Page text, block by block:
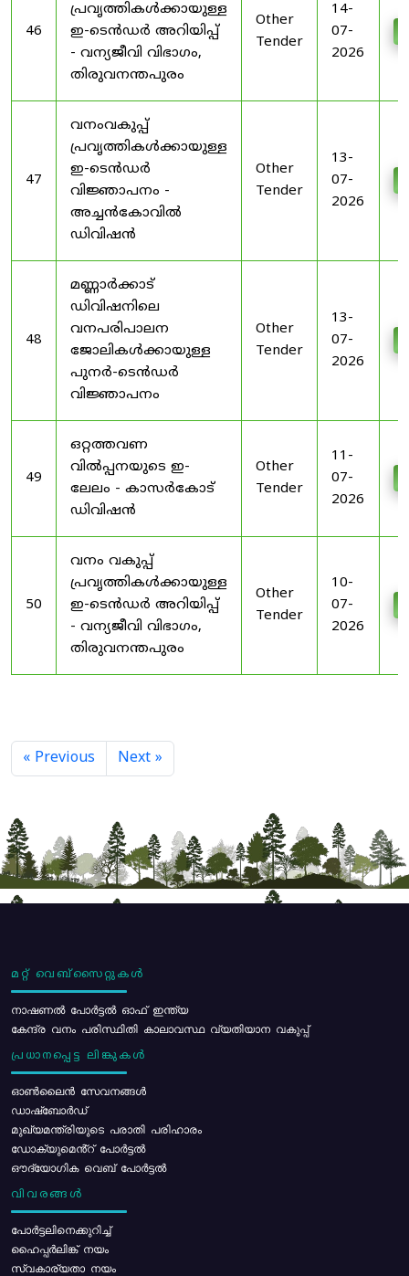
46
പ്രവൃത്തികൾക്കായുള്ള
ഇ-ടെൻഡർ അറിയിപ്പ്
- വന്യജീവി വിഭാഗം,
തിരുവനന്തപുരം
Other
Tender
14-
07-
2026
47
വനംവകുപ്പ്
പ്രവൃത്തികൾക്കായുള്ള
ഇ-ടെൻഡർ
വിജ്ഞാപനം -
അച്ചൻകോവിൽ
ഡിവിഷൻ
Other
Tender
13-
07-
2026
48
മണ്ണാർക്കാട്
ഡിവിഷനിലെ
വനപരിപാലന
ജോലികൾക്കായുള്ള
പുനർ-ടെൻഡർ
വിജ്ഞാപനം
Other
Tender
13-
07-
2026
49
ഒറ്റത്തവണ
വിൽപ്പനയുടെ ഇ-
ലേലം - കാസർകോട്
ഡിവിഷൻ
Other
Tender
11-
07-
2026
50
വനം വകുപ്പ്
പ്രവൃത്തികൾക്കായുള്ള
ഇ-ടെൻഡർ അറിയിപ്പ്
- വന്യജീവി വിഭാഗം,
തിരുവനന്തപുരം
Other
Tender
10-
07-
2026
« Previous Next »
മറ്റ് വെബ്സൈറ്റുകൾ
നാഷണൽ പോർട്ടൽ ഓഫ് ഇന്ത്യ
കേന്ദ്ര വനം പരിസ്ഥിതി കാലാവസ്ഥ വ്യതിയാന വകുപ്പ്
പ്രധാനപ്പെട്ട ലിങ്കുകൾ
ഓൺലൈൻ സേവനങ്ങൾ
ഡാഷ്ബോർഡ്
മുഖ്യമന്ത്രിയുടെ പരാതി പരിഹാരം
ഡോക്യുമെൻ്റ് പോർട്ടൽ
ഔദ്യോഗിക വെബ് പോർട്ടൽ
വിവരങ്ങൾ
പോര്‍ട്ടലിനെക്കുറിച്ച്
ഹൈപ്പർലിങ്ക് നയം
സ്വകാര്യതാ നയം